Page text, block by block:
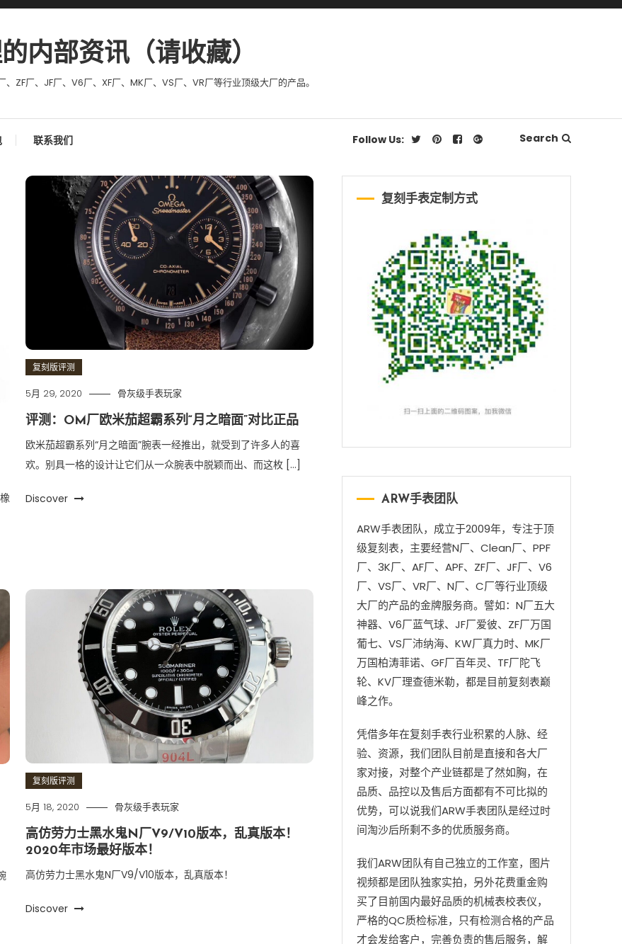
内部资讯（请收藏）
厂、JF厂、V6厂、XF厂、MK厂、VS厂、VR厂等行业顶级大厂的产品。
联系我们 Follow Us: Search
复刻版评测
5月 29, 2020 骨灰级手表玩家
评测：OM厂欧米茄超霸系列“月之暗面”对比正品
欧米茄超霸系列“月之暗面”腕表一经推出，就受到了许多人的喜
欢。别具一格的设计让它们从一众腕表中脱颖而出、而这枚 […]
Discover
复刻版评测
5月 18, 2020 骨灰级手表玩家
高仿劳力士黑水鬼N厂V9/V10版本，乱真版本！
2020年市场最好版本！
高仿劳力士黑水鬼N厂V9/V10版本，乱真版本！
Discover
复刻手表定制方式
ARW手表团队
ARW手表团队，成立于2009年，专注于顶
级复刻表，主要经营N厂、Clean厂、PPF
厂、3K厂、AF厂、APF、ZF厂、JF厂、V6
厂、VS厂、VR厂、N厂、C厂等行业顶级
大厂的产品的金牌服务商。譬如：N厂五大
神器、V6厂蓝气球、JF厂爱彼、ZF厂万国
葡七、VS厂沛纳海、KW厂真力时、MK厂
万国柏涛菲诺、GF厂百年灵、TF厂陀飞
轮、KV厂理查德米勒，都是目前复刻表巅
峰之作。
凭借多年在复刻手表行业积累的人脉、经
验、资源，我们团队目前是直接和各大厂
家对接，对整个产业链都是了然如胸，在
品质、品控以及售后方面都有不可比拟的
优势，可以说我们ARW手表团队是经过时
间淘沙后所剩不多的优质服务商。
我们ARW团队有自己独立的工作室，图片
视频都是团队独家实拍，另外花费重金购
买了目前国内最好品质的机械表校表仪，
严格的QC质检标准，只有检测合格的产品
才会发给客户，完善负责的售后服务，解